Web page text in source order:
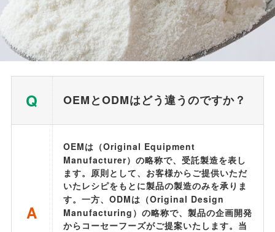
Q OEM と ODMはどう違うのですか？
A
OEMは（Original Equipment
Manufacturer）の略称で、受託製造を表し
ます。原則として、お客様からご提供いただ
いたレシピをもとに製品の製造のみを承りま
す。一方、 ODMは（Original Design
Manufacturing ）の略称で、製品の企画開発
からコーセーフーズがご提案いたします。当